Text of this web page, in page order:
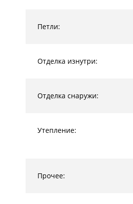
Петли:
Отделка изнутри:
Отделка снаружи:
Утепление:
Прочее: